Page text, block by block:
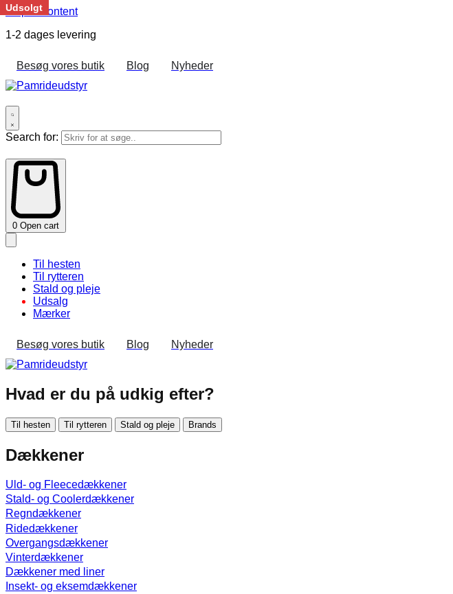
Skip to content
1-2 dages levering
Besøg vores butik Blog Nyheder
Search for:
0 Open cart
Til hesten
Til rytteren
Stald og pleje
Udsalg
Mærker
Besøg vores butik Blog Nyheder
Hvad er du på udkig efter?
Til hesten Til rytteren Stald og pleje Brands
Dækkener
Uld- og Fleecedækkener
Stald- og Coolerdækkener
Regndækkener
Ridedækkener
Overgangsdækkener
Vinterdækkener
Dækkener med liner
Insekt- og eksemdækkener
Udsolgt